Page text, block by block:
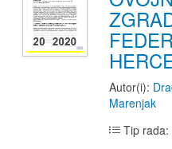
Autor(i):
Marenjak
Tip rada: